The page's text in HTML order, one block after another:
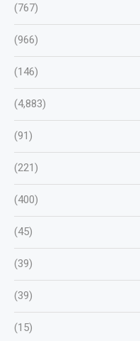
(767)
(966)
(146)
(4,883)
(91)
(221)
(400)
(45)
(39)
(39)
(15)